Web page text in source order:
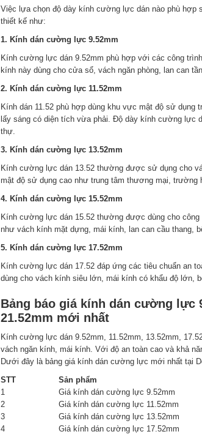
Việc lựa chọn độ dày kính cường lực dán nào phù hợp
thiết kế như:
1. Kính dán cường lực 9.52mm
Kính cường lực dán 9.52mm phù hợp với các công
kính này dùng cho cửa sổ, vách ngăn phòng, lan can
2. Kính dán cường lực 11.52mm
Kính dán 11.52 phù hợp dùng khu vực mật độ sử
lấy sáng có diện tích vừa phải. Độ dày kính cường lực
thự.
3. Kính dán cường lực 13.52mm
Kính cường lực dán 13.52 thường được sử dụng cho
mật độ sử dụng cao như trung tâm thương mại, trường
4. Kính dán cường lực 15.52mm
Kính cường lực dán 15.52 thường được dùng cho
như vách kính mặt dựng, mái kính, lan can cầu thang,
5. Kính dán cường lực 17.52mm
Kính cường lực dán 17.52 đáp ứng các tiêu chuẩn an
dùng cho vách kính siêu lớn, mái kính có khẩu độ lớn,
Bảng báo giá kính dán cường lực
21.52mm mới nhất
Kính cường lực dán 9.52mm, 11.52mm, 13.52mm,
vách ngăn kính, mái kính. Với độ an toàn cao và khả
Dưới đây là bảng giá kính dán cường lực mới nhất tại
STT
Sản phẩm
1
Giá kính dán cường lực 9.52mm
2
Giá kính dán cường lực 11.52mm
3
Giá kính dán cường lực 13.52mm
4
Giá kính dán cường lực 17.52mm